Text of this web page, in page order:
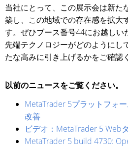
当社にとって、この展示会は新た
築し、この地域での存在感を拡大
す。ぜひブース番号44にお越しい
先端テクノロジーがどのようにし
たな高みに引き上げるかをご確認
以前のニュースをご覧ください。
MetaTrader 5プラットフォ
改善
ビデオ：MetaTrader 5 Web
MetaTrader 5 build 4730: